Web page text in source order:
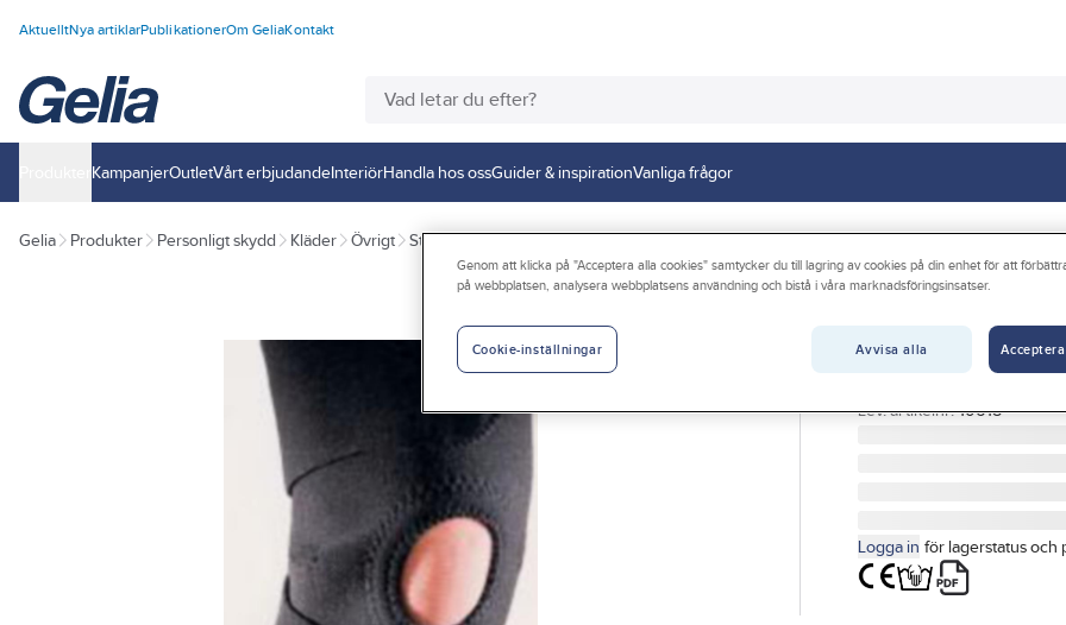
AktuelltNya artiklarPublikationerOm GeliaKontakt
KampanjerOutletVårt erbjudandeInteriörHandla hos ossGuider & inspirationVanliga frågor
Gelia Produkter Personligt skydd Kläder Övrigt Stöd- och värmeskydd
Knäskydd
KNÄSKYDD ADAPT
Lev. artikelnr: 10618
Logga in för lagerstatus och
Genom att klicka på "Acceptera alla cookies" samtycker du till lagring av cookies på din enhet för att
på webbplatsen, analysera webbplatsens användning och bistå i våra marknadsföringsinsatser.
Avvisa alla
Cookie-inställningar